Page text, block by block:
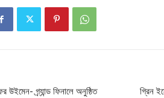
উইমেন- গ্র্যান্ড ফিনালে অনুষ্ঠিত
গ্রিন